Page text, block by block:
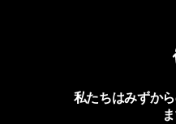
私たちはみずか